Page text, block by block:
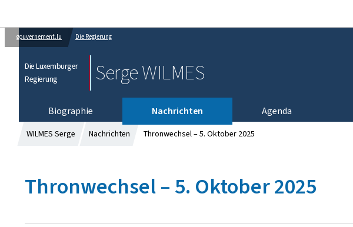
gouvernement.lu Die Regierung
Die Luxemburger
Regierung
Serge WILMES
Biographie Nachrichten Agenda
WILMES Serge Nachrichten Thronwechsel – 5. Oktober 2025
Thronwechsel – 5. Oktober 2025